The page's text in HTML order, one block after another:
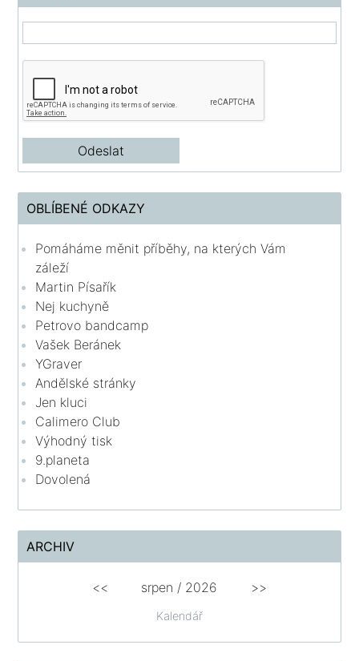
OBLÍBENÉ ODKAZY
Pomáháme měnit příběhy, na kterých Vám
záleží
Martin Písařík
Nej kuchyně
Petrovo bandcamp
Vašek Beránek
YGraver
Andělské stránky
Jen kluci
Calimero Club
Výhodný tisk
9.planeta
Dovolená
ARCHIV
Kalendář
<< srpen / 2026 >>